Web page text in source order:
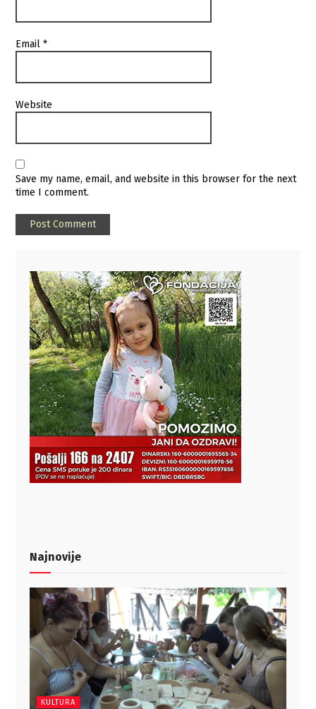
Email*
Website
Save my name, email, and website in this browser for the next
time I comment.
Najnovije
KULTURA